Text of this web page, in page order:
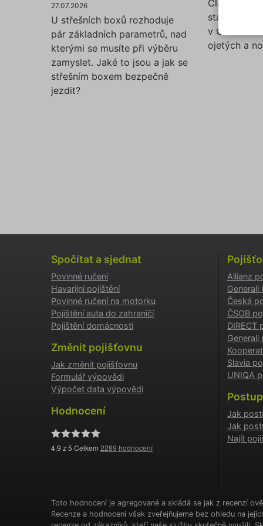
27.07.2026
U střešních boxů rozhoduje
pár základních parametrů, nad
kterými se musíte při výběru
zamyslet. Jaké to jsou a jak se
střešním boxem bezpečně
jezdit?
Článek
v ČR a
ojetých a
Spočítat a sjednat
Povinné ručení
Havarijní pojištění
Povinné ručení na motorku
Pojištění auta do zahraničí
Pojištění domácnosti
Změnit pojišťovnu
Jak změnit pojišťovnu
Formulář výpovědi
Výpočet data výpovědi
Hodnocení
4.9 z 5 Celkem 2289 hodnocení
Allianz
Generali
Česká
ČSOB
DIRECT
Generali
Slavia
UNIQA
Jak
Jak
Najít
Toto hodnocení je agregované a skládá se jak z recenzí
Recenze a hodnocení však zveřejňujeme bez ohledu na
typů
testing
cookies